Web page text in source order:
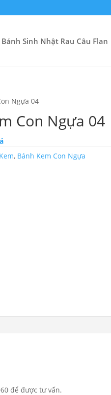
Bánh Sinh Nhật Rau Câu Flan
Ngựa 04
Con Ngựa 04
, Bánh Kem Con Ngựa
để được tư vấn.